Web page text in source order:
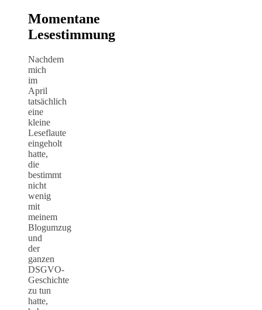
Momentane
Lesestimmung
Nachdem
mich
im
April
tatsächlich
eine
kleine
Leseflaute
eingeholt
hatte,
die
bestimmt
nicht
wenig
mit
meinem
Blogumzug
und
der
ganzen
DSGVO-
Geschichte
zu tun
hatte,